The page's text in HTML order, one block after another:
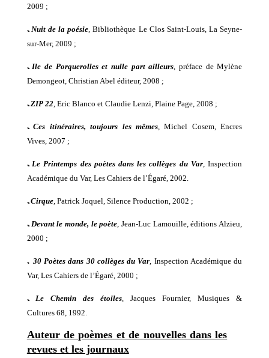
2009 ;
ﹳ Nuit de la poésie, Bibliothèque Le Clos Saint-Louis, La Seyne-
sur-Mer, 2009 ;
ﹳ Ile de Porquerolles et nulle part ailleurs, préface de Mylène
Demongeot, Christian Abel éditeur, 2008 ;
ﹳ ZIP 22, Eric Blanco et Claudie Lenzi, Plaine Page, 2008 ;
ﹳ Ces itinéraires, toujours les mêmes, Michel Cosem, Encres
Vives, 2007 ;
ﹳ Le Printemps des poètes dans les collèges du Var, Inspection
Académique du Var, Les Cahiers de l’Égaré, 2002.
ﹳ Cirque, Patrick Joquel, Silence Production, 2002 ;
ﹳ Devant le monde, le poète, Jean-Luc Lamouille, éditions Alzieu,
2000 ;
ﹳp 30 Poètes dans 30 collèges du Var, Inspection Académique du
Var, Les Cahiers de l’Égaré, 2000 ;
ﹳ Le Chemin des étoiles, Jacques Fournier, Musiques &
Cultures 68, 1992.
Auteur de poèmes et de nouvelles dans les
revues et les journaux